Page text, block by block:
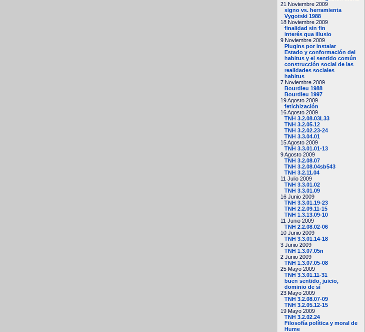
21 Noviembre 2009
signo vs. herramienta
Vygotski 1988
18 Noviembre 2009
finalidad sin fin
interés qua illusio
9 Noviembre 2009
Plugins por instalar
Estado y conformación del
habitus y el sentido común
construcción social de las
realidades sociales
habitus
7 Noviembre 2009
Bourdieu 1988
Bourdieu 1997
19 Agosto 2009
fetichización
16 Agosto 2009
TNH 3.2.08.03L33
TNH 3.2.05.12
TNH 3.2.02.23-24
TNH 3.3.04.01
15 Agosto 2009
TNH 3.3.01.01-13
9 Agosto 2009
TNH 3.2.08.07
TNH 3.2.08.04sb543
TNH 3.2.11.04
11 Julio 2009
TNH 3.3.01.02
TNH 3.3.01.09
16 Junio 2009
TNH 3.3.01.19-23
TNH 2.2.09.11-15
TNH 1.3.13.09-10
11 Junio 2009
TNH 2.2.08.02-06
10 Junio 2009
TNH 3.3.01.14-18
3 Junio 2009
TNH 1.3.07.05n
2 Junio 2009
TNH 1.3.07.05-08
25 Mayo 2009
TNH 3.3.01.11-31
buen sentido, juicio,
dominio de sí
23 Mayo 2009
TNH 3.2.08.07-09
TNH 3.2.05.12-15
19 Mayo 2009
TNH 3.2.02.24
Filosofía política y moral de
Hume